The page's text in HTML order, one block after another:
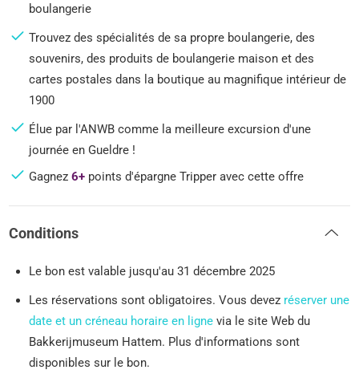
boulangerie
Trouvez des spécialités de sa propre boulangerie, des
souvenirs, des produits de boulangerie maison et des
cartes postales dans la boutique au magnifique intérieur de
1900
Élue par l'ANWB comme la meilleure excursion d'une
journée en Gueldre !
Gagnez6+ points d'épargne Tripper avec cette offre
Conditions
Le bon est valable jusqu'au 31 décembre 2025
Les réservations sont obligatoires. Vous devez réserver une
date et un créneau horaire en ligne via le site Web du
Bakkerijmuseum Hattem. Plus d'informations sont
disponibles sur le bon.